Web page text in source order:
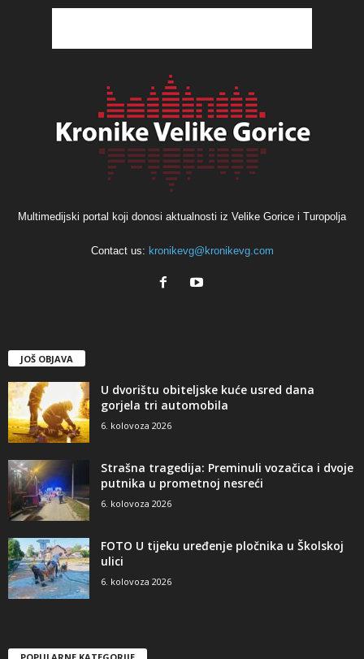
Multimedijski portal koji donosi aktualnosti iz Velike Gorice i Turopolja
Contact us: kronikevg@kronikevg.com
JOŠ OBJAVA
U dvorištu obiteljske kuće usred dana
gorjela tri automobila
6. kolovoza 2026
Strašna tragedija: Preminuli vozačica i dvoje
putnika u prometnoj nesreći
6. kolovoza 2026
FOTO U tijeku uređenje pločnika u Školskoj
ulici
6. kolovoza 2026